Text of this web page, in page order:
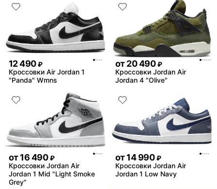
12 490 ₽
Кроссовки Air Jordan 1
"Panda" Wmns
от20 490 ₽
Кроссовки Jordan Air
Jordan 4 "Olive"
от16 490 ₽
Кроссовки Jordan Air
Jordan 1 Mid "Light Smoke
Grey"
от14 990 ₽
Кроссовки Jordan Air
Jordan 1 Low Navy